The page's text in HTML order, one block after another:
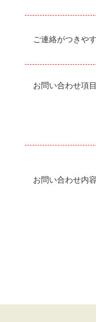
ご連絡がつきや
お問い合わせ項目
お問い合わせ内容